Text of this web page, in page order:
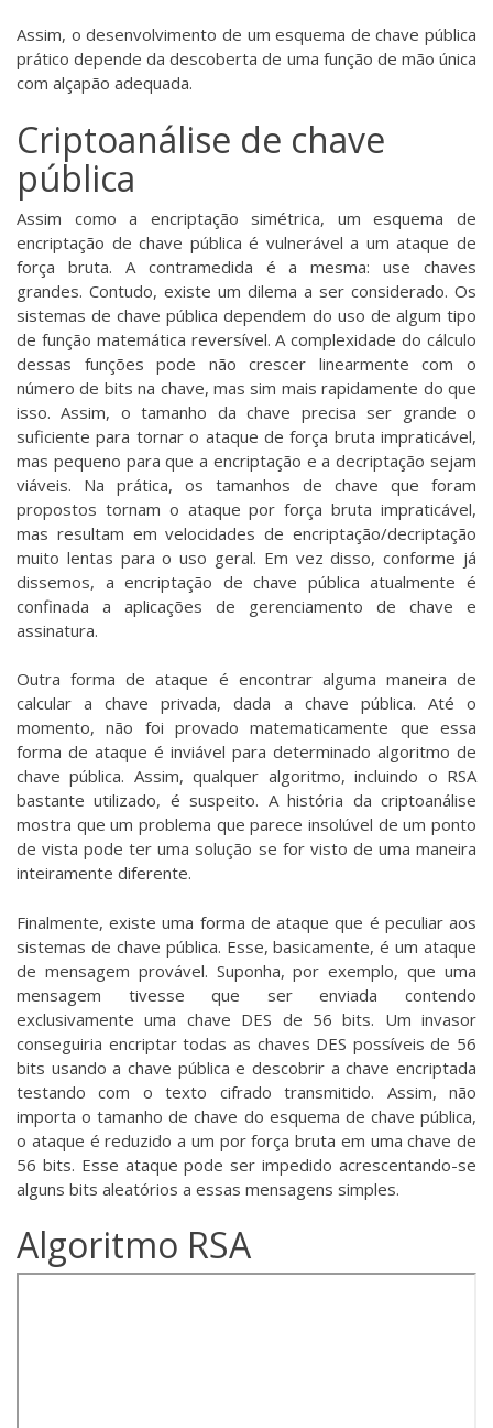
Assim, o desenvolvimento de um esquema de chave pública
prático depende da descoberta de uma função de mão única
com alçapão adequada.
Criptoanálise de chave
pública
Assim como a encriptação simétrica, um esquema de
encriptação de chave pública é vulnerável a um ataque de
força bruta. A contramedida é a mesma: use chaves
grandes. Contudo, existe um dilema a ser considerado. Os
sistemas de chave pública dependem do uso de algum tipo
de função matemática reversível. A complexidade do cálculo
dessas funções pode não crescer linearmente com o
número de bits na chave, mas sim mais rapidamente do que
isso. Assim, o tamanho da chave precisa ser grande o
suficiente para tornar o ataque de força bruta impraticável,
mas pequeno para que a encriptação e a decriptação sejam
viáveis. Na prática, os tamanhos de chave que foram
propostos tornam o ataque por força bruta impraticável,
mas resultam em velocidades de encriptação/decriptação
muito lentas para o uso geral. Em vez disso, conforme já
dissemos, a encriptação de chave pública atualmente é
confinada a aplicações de gerenciamento de chave e
assinatura.
Outra forma de ataque é encontrar alguma maneira de
calcular a chave privada, dada a chave pública. Até o
momento, não foi provado matematicamente que essa
forma de ataque é inviável para determinado algoritmo de
chave pública. Assim, qualquer algoritmo, incluindo o RSA
bastante utilizado, é suspeito. A história da criptoanálise
mostra que um problema que parece insolúvel de um ponto
de vista pode ter uma solução se for visto de uma maneira
inteiramente diferente.
Finalmente, existe uma forma de ataque que é peculiar aos
sistemas de chave pública. Esse, basicamente, é um ataque
de mensagem provável. Suponha, por exemplo, que uma
mensagem tivesse que ser enviada contendo
exclusivamente uma chave DES de 56 bits. Um invasor
conseguiria encriptar todas as chaves DES possíveis de 56
bits usando a chave pública e descobrir a chave encriptada
testando com o texto cifrado transmitido. Assim, não
importa o tamanho de chave do esquema de chave pública,
o ataque é reduzido a um por força bruta em uma chave de
56 bits. Esse ataque pode ser impedido acrescentando-se
alguns bits aleatórios a essas mensagens simples.
Algoritmo RSA